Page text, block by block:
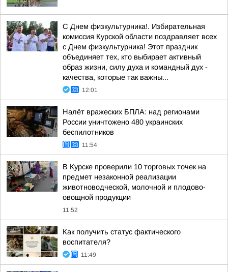
С Днем физкультурника!. Избирательная
комиссия Курской области поздравляет всех
с Днем физкультурника! Этот праздник
объединяет тех, кто выбирает активный
образ жизни, силу духа и командный дух -
качества, которые так важны...
12:01
Налёт вражеских БПЛА: над регионами
России уничтожено 480 украинских
беспилотников
11:54
В Курске проверили 10 торговых точек на
предмет незаконной реализации
животноводческой, молочной и плодово-
овощной продукции
11:52
Как получить статус фактического
воспитателя?
11:49